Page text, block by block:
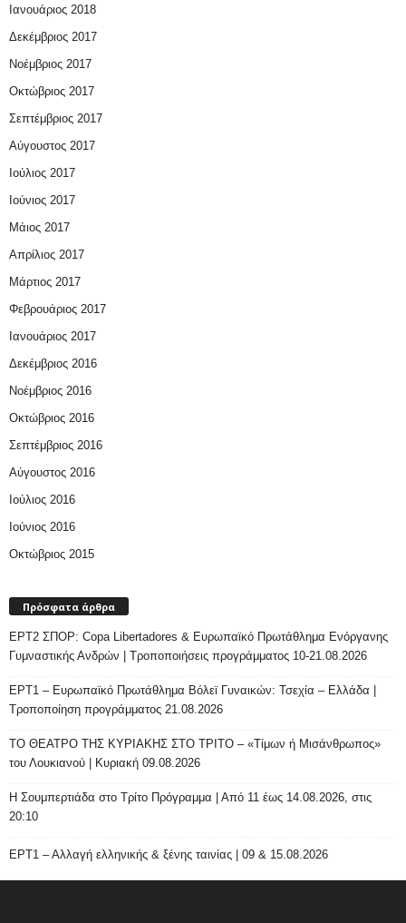
Ιανουάριος 2018
Δεκέμβριος 2017
Νοέμβριος 2017
Οκτώβριος 2017
Σεπτέμβριος 2017
Αύγουστος 2017
Ιούλιος 2017
Ιούνιος 2017
Μάιος 2017
Απρίλιος 2017
Μάρτιος 2017
Φεβρουάριος 2017
Ιανουάριος 2017
Δεκέμβριος 2016
Νοέμβριος 2016
Οκτώβριος 2016
Σεπτέμβριος 2016
Αύγουστος 2016
Ιούλιος 2016
Ιούνιος 2016
Οκτώβριος 2015
Πρόσφατα άρθρα
ΕΡΤ2 ΣΠΟΡ: Copa Libertadores & Ευρωπαϊκό Πρωτάθλημα Ενόργανης
Γυμναστικής Ανδρών | Τροποποιήσεις προγράμματος 10-21.08.2026
ΕΡΤ1 – Ευρωπαϊκό Πρωτάθλημα Βόλεϊ Γυναικών: Τσεχία – Ελλάδα |
Τροποποίηση προγράμματος 21.08.2026
ΤΟ ΘΕΑΤΡΟ ΤΗΣ ΚΥΡΙΑΚΗΣ ΣΤΟ ΤΡΙΤΟ – «Τίμων ή Μισάνθρωπος»
του Λουκιανού | Κυριακή 09.08.2026
H Σουμπερτιάδα στο Τρίτο Πρόγραμμα | Από 11 έως 14.08.2026, στις
20:10
ΕΡΤ1 – Αλλαγή ελληνικής & ξένης ταινίας | 09 & 15.08.2026